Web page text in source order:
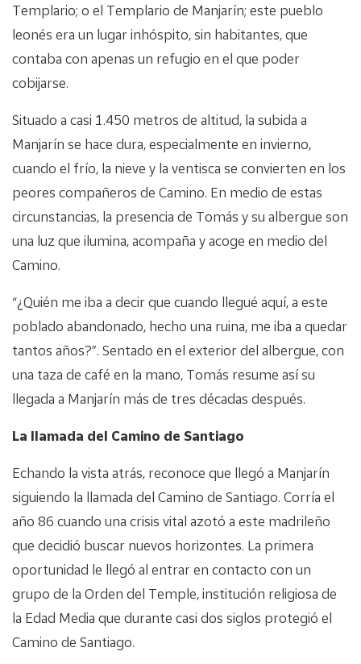
Templario; o el Templario de Manjarín; este pueblo
leonés era un lugar inhóspito, sin habitantes, que
contaba con apenas un refugio en el que poder
cobijarse.
Situado a casi 1.450 metros de altitud, la subida a
Manjarín se hace dura, especialmente en invierno,
cuando el frío, la nieve y la ventisca se convierten en los
peores compañeros de Camino. En medio de estas
circunstancias, la presencia de Tomás y su albergue son
una luz que ilumina, acompaña y acoge en medio del
Camino.
“¿Quién me iba a decir que cuando llegué aquí, a este
poblado abandonado, hecho una ruina, me iba a quedar
tantos años?”. Sentado en el exterior del albergue, con
una taza de café en la mano, Tomás resume así su
llegada a Manjarín más de tres décadas después.
La llamada del Camino de Santiago
Echando la vista atrás, reconoce que llegó a Manjarín
siguiendo la llamada del Camino de Santiago. Corría el
año 86 cuando una crisis vital azotó a este madrileño
que decidió buscar nuevos horizontes. La primera
oportunidad le llegó al entrar en contacto con un
grupo de la Orden del Temple, institución religiosa de
la Edad Media que durante casi dos siglos protegió el
Camino de Santiago.